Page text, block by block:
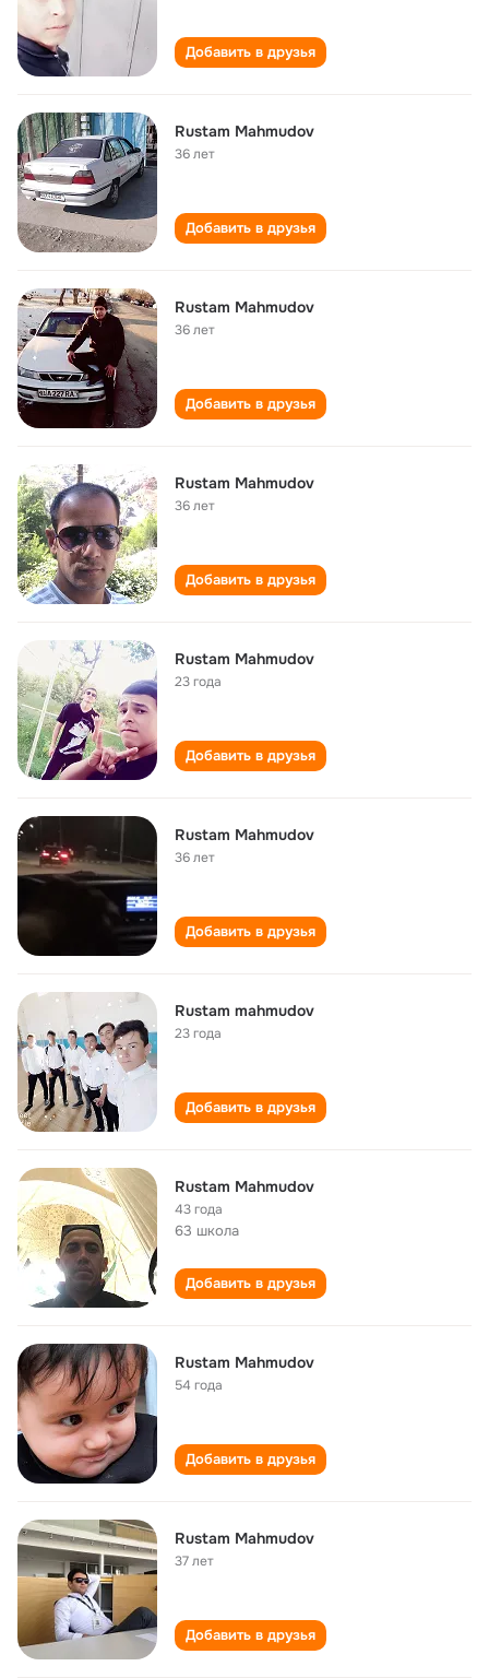
Добавить в друзья
Rustam Mahmudov
36 лет
Добавить в друзья
Rustam Mahmudov
36 лет
Добавить в друзья
Rustam Mahmudov
36 лет
Добавить в друзья
Rustam Mahmudov
23 года
Добавить в друзья
Rustam Mahmudov
36 лет
Добавить в друзья
Rustam mahmudov
23 года
Добавить в друзья
Rustam Mahmudov
43 года
63 школа
Добавить в друзья
Rustam Mahmudov
54 года
Добавить в друзья
Rustam Mahmudov
37 лет
Добавить в друзья